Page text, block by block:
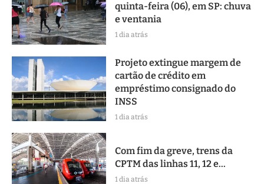
quinta-feira (06), em SP: chuva
e ventania
1 dia atrás
Projeto extingue margem de
cartão de crédito em
empréstimo consignado do
INSS
1 dia atrás
Com fim da greve, trens da
CPTM das linhas 11, 12 e...
1 dia atrás